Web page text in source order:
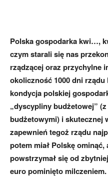
Polska gospodarka kwi…,
czym starali się nas
rządzącej oraz przychylne
okoliczność 1000 dni rządu
kondycja polskiej
„dyscypliny budżetowej”
budżetowymi) i skutecznej
zapewnień tegoż rządu
potem miał Polskę ominąć,
powstrzymał się od
euro pominięto milczeniem.